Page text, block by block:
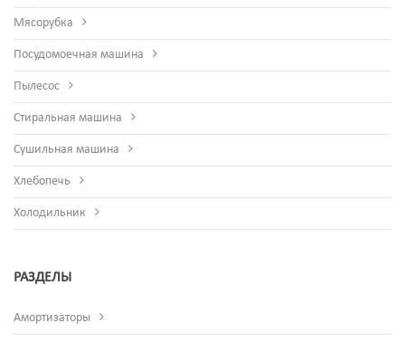
Мясорубка
Посудомоечная машина
Пылесос
Стиральная машина
Сушильная машина
Хлебопечь
Холодильник
РАЗДЕЛЫ
Амортизаторы